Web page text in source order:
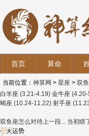
首页 算命
当前位置： 神算网 > 星座 > 双
白羊座 (3.21-4.19) 金牛座
蝎座 (10.24-11.22) 射手座
双鱼座怎么对待上一段... 当初瞎
今天运势